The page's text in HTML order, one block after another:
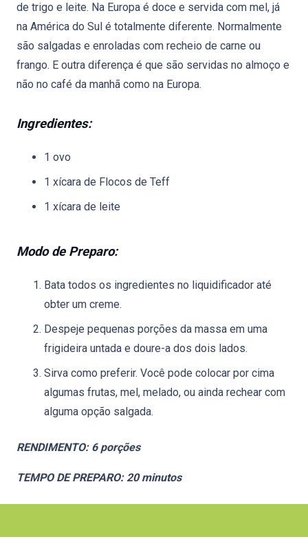
de trigo e leite. Na Europa é doce e servida com mel, já
na América do Sul é totalmente diferente. Normalmente
são salgadas e enroladas com recheio de carne ou
frango. E outra diferença é que são servidas no almoço e
não no café da manhã como na Europa.
Ingredientes:
1 ovo
1 xícara de Flocos de Teff
1 xícara de leite
Modo de Preparo:
Bata todos os ingredientes no liquidificador até
obter um creme.
Despeje pequenas porções da massa em uma
frigideira untada e doure-a dos dois lados.
Sirva como preferir. Você pode colocar por cima
algumas frutas, mel, melado, ou ainda rechear com
alguma opção salgada.
RENDIMENTO: 6 porções
TEMPO DE PREPARO: 20 minutos